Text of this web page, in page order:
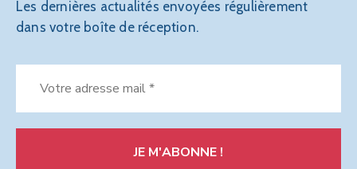
Les dernières actualités envoyées régulièrement
dans votre boîte de réception.
adresse
*